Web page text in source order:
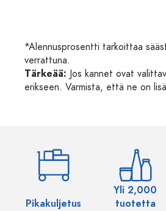
*Alennusprosentti tarkoittaa
verrattuna.
Tärkeää: Jos kannet ovat
erikseen. Varmista, että ne on
Pikakuljetus
Yli 2,000
tuotetta